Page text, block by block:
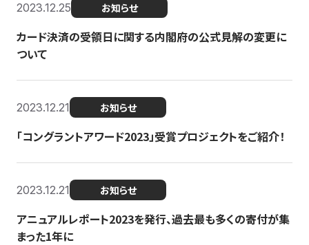
2023.12.25 お知らせ
カード決済の受領日に関する内閣府の公式見解の変更に
ついて
2023.12.21 お知らせ
「コングラントアワード2023」受賞プロジェクトをご紹介！
2023.12.21 お知らせ
アニュアルレポート2023を発行、過去最も多くの寄付が集
まった1年に